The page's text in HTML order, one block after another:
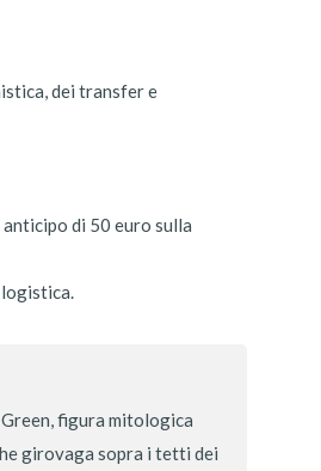
dei transfer e
di 50 euro sulla
figura mitologica
girovaga sopra i tetti dei